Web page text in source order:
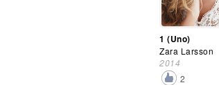
1 (Uno)
Zara Larsson
2014
2